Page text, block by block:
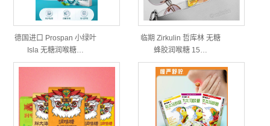
德国进口 Prospan 小绿叶
Isla 无糖润喉糖…
临期 Zirkulin 哲库林 无糖
蜂胶润喉糖 15…